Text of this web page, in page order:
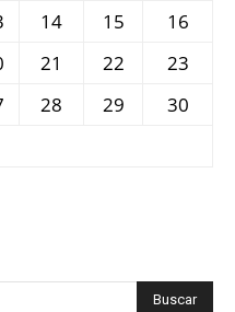
14 15
16
21 22
23
28 29
30